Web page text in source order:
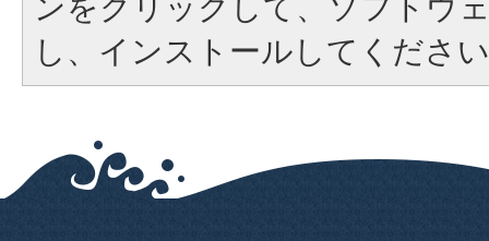
し、インストールしてくださ